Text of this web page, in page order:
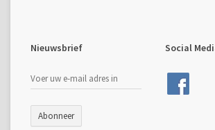
Nieuwsbrief
Abonneer
Social